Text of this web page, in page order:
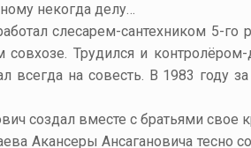
некогда делу…
слесарем-сантехником 5-го
совхозе. Трудился и
всегда на совесть. В 1983 году
создал вместе с братьями свое
Акансеры Ансагановича тесно